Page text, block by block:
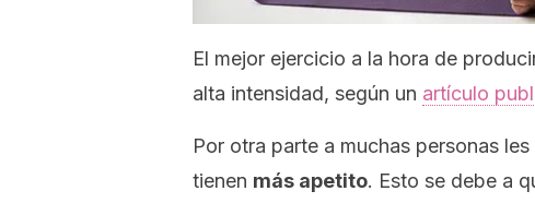
El mejor ejercicio a la hora de
alta intensidad, según un artículo
Por otra parte a muchas personas
tienen más apetito. Esto se debe a